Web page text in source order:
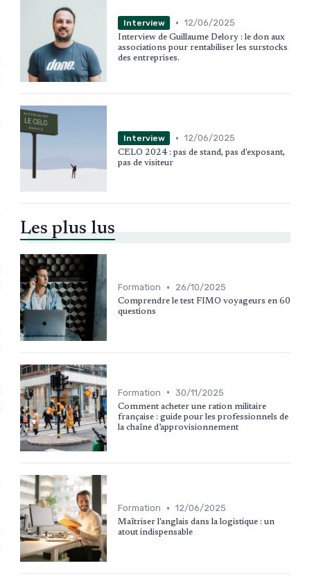
Interview • 12/06/2025
Interview de Guillaume Delory : le don aux
associations pour rentabiliser les surstocks
des entreprises.
Interview • 12/06/2025
CELO 2024 : pas de stand, pas d'exposant,
pas de visiteur
Les plus lus
Formation • 26/10/2025
Comprendre le test FIMO voyageurs en 60
questions
Formation • 30/11/2025
Comment acheter une ration militaire
française : guide pour les professionnels de
la chaîne d’approvisionnement
Formation • 12/06/2025
Maîtriser l'anglais dans la logistique : un
atout indispensable